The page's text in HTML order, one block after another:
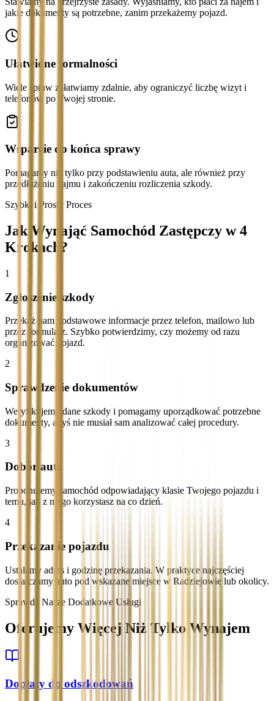
jakie dokumenty są potrzebne, zanim przekażemy pojazd.
Ułatwione formalności
Wiele spraw załatwiamy zdalnie, aby ograniczyć liczbę wizyt i
telefonów po Twojej stronie.
Wsparcie do końca sprawy
Pomagamy nie tylko przy podstawieniu auta, ale również przy
przedłużeniu najmu i zakończeniu rozliczenia szkody.
Szybki i Prosty Proces
Jak Wynająć Samochód Zastępczy w 4
Krokach?
1
Zgłoszenie szkody
Przekaż nam podstawowe informacje przez telefon, mailowo lub
przez formularz. Szybko potwierdzimy, czy możemy od razu
organizować pojazd.
2
Sprawdzenie dokumentów
Weryfikujemy dane szkody i pomagamy uporządkować potrzebne
dokumenty, abyś nie musiał sam analizować całej procedury.
3
Dobór auta
Proponujemy samochód odpowiadający klasie Twojego pojazdu i
temu, jak z niego korzystasz na co dzień.
4
Przekazanie pojazdu
Ustalamy adres i godzinę przekazania. W praktyce najczęściej
dostarczamy auto pod wskazane miejsce w Radziejowie lub okolicy.
Sprawdź Nasze Dodatkowe Usługi
Oferujemy Więcej Niż Tylko Wynajem
Dopłaty do odszkodowań